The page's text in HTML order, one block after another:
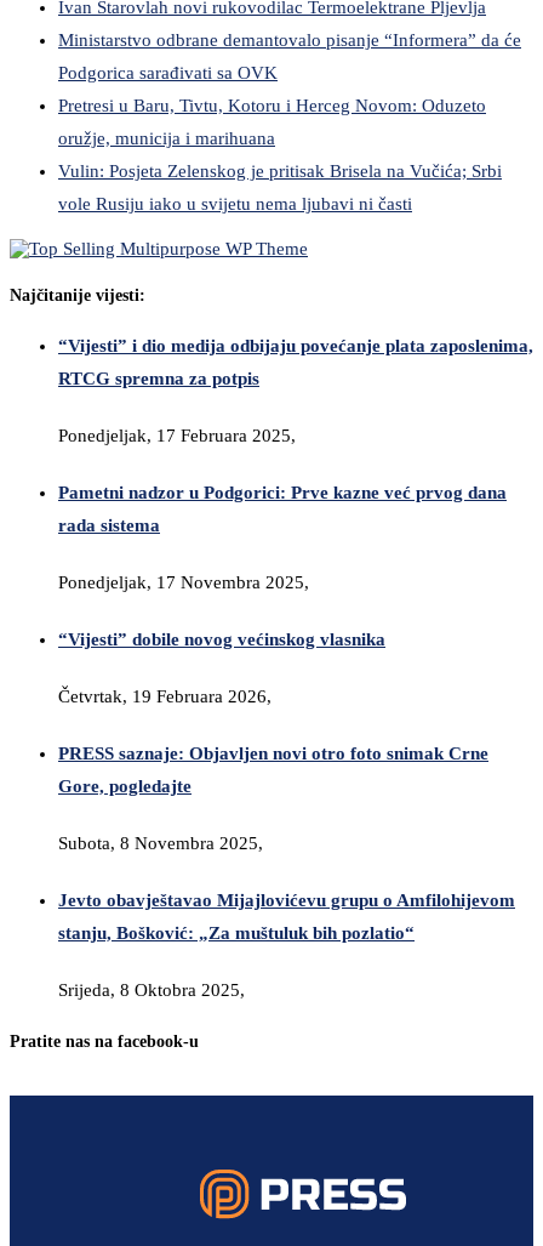
Ivan Starovlah novi rukovodilac Termoelektrane Pljevlja
Ministarstvo odbrane demantovalo pisanje “Informera” da će
Podgorica sarađivati sa OVK
Pretresi u Baru, Tivtu, Kotoru i Herceg Novom: Oduzeto
oružje, municija i marihuana
Vulin: Posjeta Zelenskog je pritisak Brisela na Vučića; Srbi
vole Rusiju iako u svijetu nema ljubavi ni časti
Najčitanije vijesti:
“Vijesti” i dio medija odbijaju povećanje plata zaposlenima,
RTCG spremna za potpis
Ponedjeljak, 17 Februara 2025,
Pametni nadzor u Podgorici: Prve kazne već prvog dana
rada sistema
Ponedjeljak, 17 Novembra 2025,
“Vijesti” dobile novog većinskog vlasnika
Četvrtak, 19 Februara 2026,
PRESS saznaje: Objavljen novi otro foto snimak Crne
Gore, pogledajte
Subota, 8 Novembra 2025,
Jevto obavještavao Mijajlovićevu grupu o Amfilohijevom
stanju, Bošković: „Za muštuluk bih pozlatio“
Srijeda, 8 Oktobra 2025,
Pratite nas na facebook-u